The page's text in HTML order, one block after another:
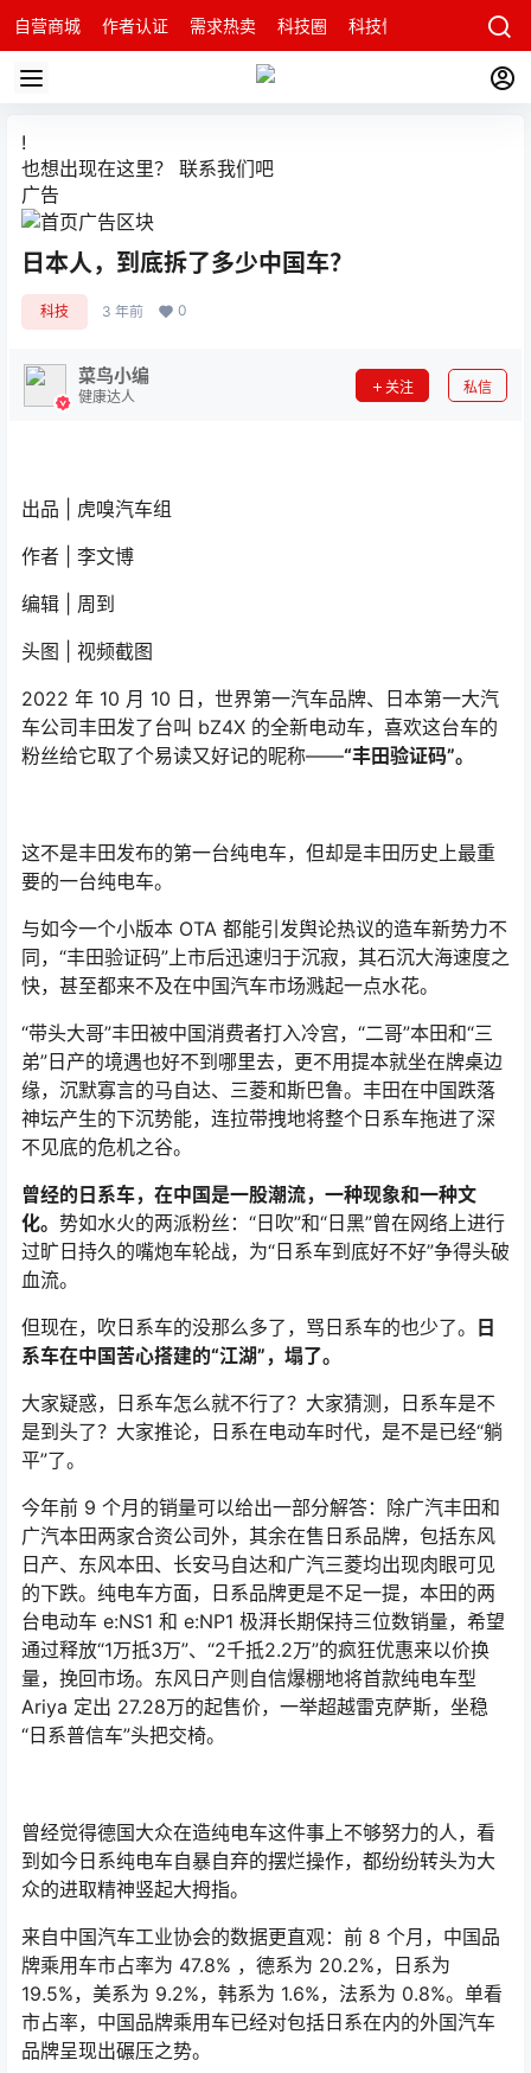
自营商城 作者认证 需求热卖 科技圈 科技快讯 智能科技问
!
也想出现在这里？ 联系我们吧
广告
日本人，到底拆了多少中国车？
科技 3 年前 0
菜鸟小编
健康达人
关注 私信
出品 | 虎嗅汽车组
作者 | 李文博
编辑 | 周到
头图 | 视频截图
2022 年 10 月 10 日，世界第一汽车品牌、日本第一大汽
车公司丰田发了台叫 bZ4X 的全新电动车，喜欢这台车的
粉丝给它取了个易读又好记的昵称——“丰田验证码”。
这不是丰田发布的第一台纯电车，但却是丰田历史上最重
要的一台纯电车。
与如今一个小版本 OTA 都能引发舆论热议的造车新势力不
同，“丰田验证码”上市后迅速归于沉寂，其石沉大海速度之
快，甚至都来不及在中国汽车市场溅起一点水花。
“带头大哥”丰田被中国消费者打入冷宫，“二哥”本田和“三
弟”日产的境遇也好不到哪里去，更不用提本就坐在牌桌边
缘，沉默寡言的马自达、三菱和斯巴鲁。丰田在中国跌落
神坛产生的下沉势能，连拉带拽地将整个日系车拖进了深
不见底的危机之谷。
曾经的日系车，在中国是一股潮流，一种现象和一种文
化。 势如水火的两派粉丝：“日吹”和“日黑”曾在网络上进行
过旷日持久的嘴炮车轮战，为“日系车到底好不好”争得头破
血流。
但现在，吹日系车的没那么多了，骂日系车的也少了。
日
系车在中国苦心搭建的“江湖”，塌了。
大家疑惑，日系车怎么就不行了？大家猜测，日系车是不
是到头了？大家推论，日系在电动车时代，是不是已经“躺
平”了。
今年前 9 个月的销量可以给出一部分解答：除广汽丰田和
广汽本田两家合资公司外，其余在售日系品牌，包括东风
日产、东风本田、长安马自达和广汽三菱均出现肉眼可见
的下跌。纯电车方面，日系品牌更是不足一提，本田的两
台电动车 e:NS1 和 e:NP1 极湃长期保持三位数销量，希望
通过释放“1万抵3万”、“2千抵2.2万”的疯狂优惠来以价换
量，挽回市场。东风日产则自信爆棚地将首款纯电车型
Ariya 定出 27.28万的起售价，一举超越雷克萨斯，坐稳
“日系普信车”头把交椅。
曾经觉得德国大众在造纯电车这件事上不够努力的人，看
到如今日系纯电车自暴自弃的摆烂操作，都纷纷转头为大
众的进取精神竖起大拇指。
来自中国汽车工业协会的数据更直观：前 8 个月，中国品
牌乘用车市占率为 47.8% ，德系为 20.2%，日系为
19.5%，美系为 9.2%，韩系为 1.6%，法系为 0.8%。单看
市占率，中国品牌乘用车已经对包括日系在内的外国汽车
品牌呈现出碾压之势。